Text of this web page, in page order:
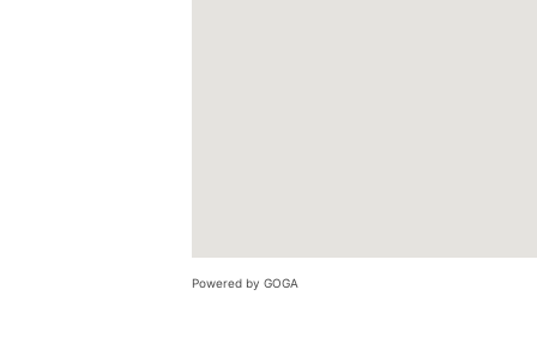
Powered by GOGA